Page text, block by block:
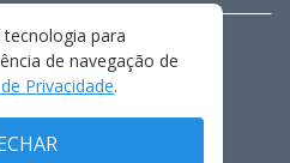
PRIVACIDADE
DE USO
para
de navegação de
Privacidade.